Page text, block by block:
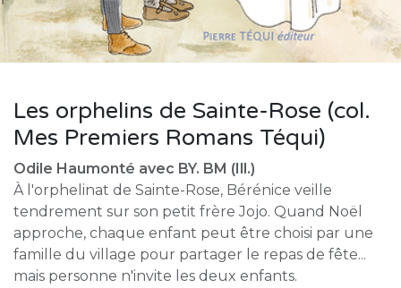
Les orphelins de Sainte-Rose (col.
Mes Premiers Romans Téqui)
Odile Haumonté avec BY. BM (Ill.)
À l'orphelinat de Sainte-Rose, Bérénice veille
tendrement sur son petit frère Jojo. Quand Noël
approche, chaque enfant peut être choisi par une
famille du village pour partager le repas de fête...
mais personne n'invite les deux enfants.